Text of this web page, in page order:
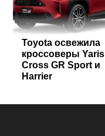
Toyota освежила
кроссоверы Yaris
Cross GR Sport и
Harrier